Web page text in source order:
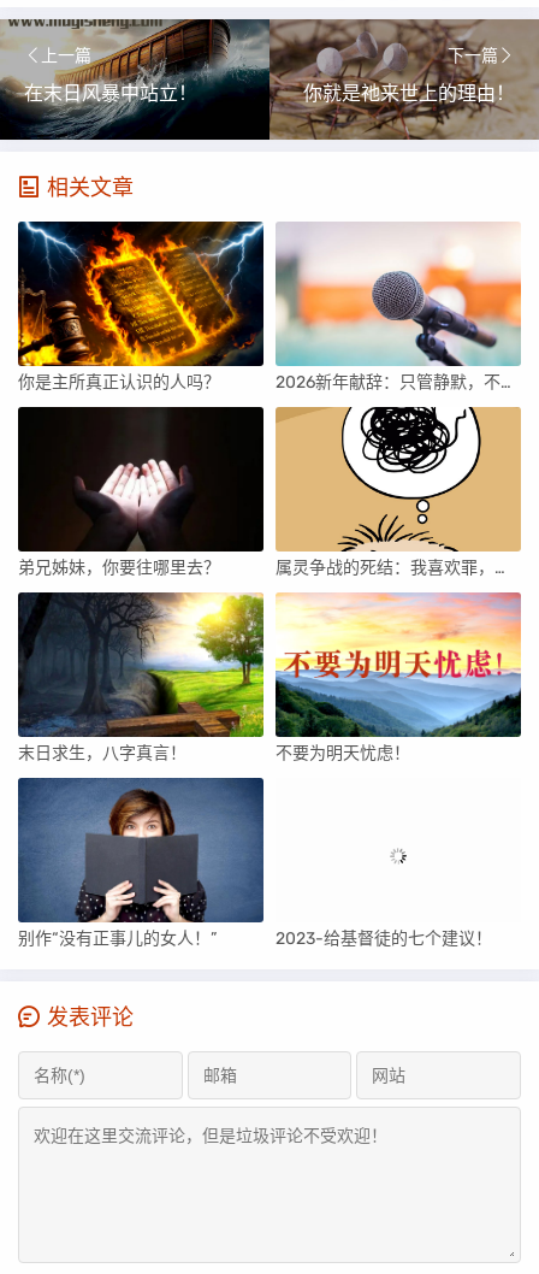
上一篇
在末日风暴中站立！
下一篇
你就是祂来世上的理由！
相关文章
你是主所真正认识的人吗？ 2026新年献辞：只管静默，不要作声！
弟兄姊妹，你要往哪里去？ 属灵争战的死结：我喜欢罪，怎么办？
末日求生，八字真言！ 不要为明天忧虑！
别作“没有正事儿的女人！” 2023-给基督徒的七个建议！
发表评论